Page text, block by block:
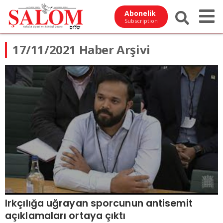
Abonelik
Subscription
17/11/2021 Haber Arşivi
Irkçılığa uğrayan sporcunun antisemit
açıklamaları ortaya çıktı